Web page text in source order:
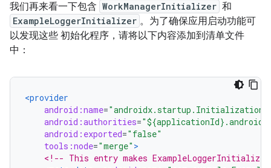
我们再来看一下包含 WorkManagerInitializer 和
ExampleLoggerInitializer 。为了确保应用启动功能可
以发现这些 初始化程序，请将以下内容添加到清单文件
中：
<provider
android:name=
android:authorities=
android:exported="false"
tools:node="merge" >
<!-- This entry makes